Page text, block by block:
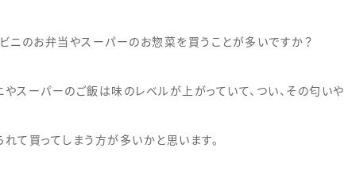
ビニのお弁当やスーパーのお惣菜を買うことが多いですか？
スーパーのご飯は味のレベルが上がっていて、つい、その匂いや
れて買ってしまう方が多いかと思います。